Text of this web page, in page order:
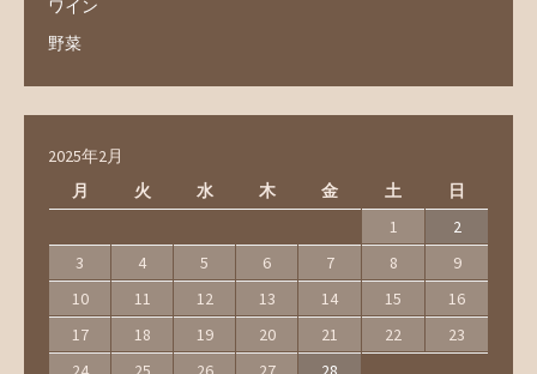
ワイン
野菜
2025年2月
月
火 水 木 金 土 日
1
2
3
4 5 6 7 8
9
10
11 12 13 14 15
16
17
18 19 20 21 22
23